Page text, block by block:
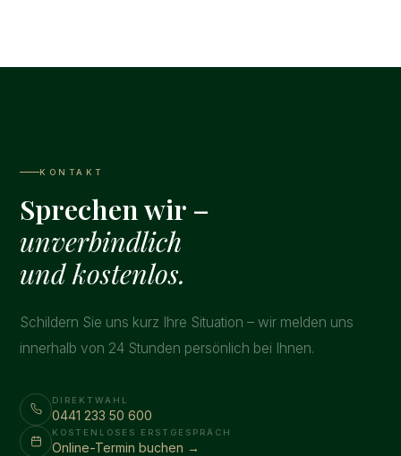
KONTAKT
Sprechen wir –
unverbindlich
und kostenlos.
Schildern Sie uns kurz Ihre Situation – wir melden uns
innerhalb von 24 Stunden persönlich bei Ihnen.
DIREKTWAHL
0441 233 50 600
KOSTENLOSES ERSTGESPRÄCH
Online-Termin buchen →